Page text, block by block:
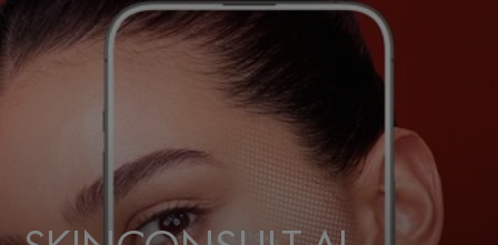
La pelle è il nostro organo più grande
e dopo i 50 anni, i cambiamenti
strutturali e ormonali possono
influenzarne l’aspetto, rendendola più
fragile e soggetta a disidratazione e
dott.ssa Luigia Panariello,
dermatologa e medico estetico.
importanti
prendersi cura della
attraverso una buona
dottoressa Valeria